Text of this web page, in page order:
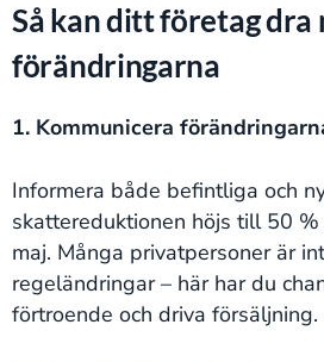
Så kan ditt företag dra
förändringarna
1. Kommunicera
Informera både befintliga och
skattereduktionen höjs till 50
maj. Många privatpersoner är
regeländringar – här har du
förtroende och driva försäljning.